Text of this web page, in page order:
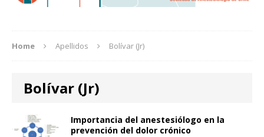
Home Apellidos Bolívar (Jr)
Bolívar (Jr)
Importancia del anestesiólogo en la
prevención del dolor crónico